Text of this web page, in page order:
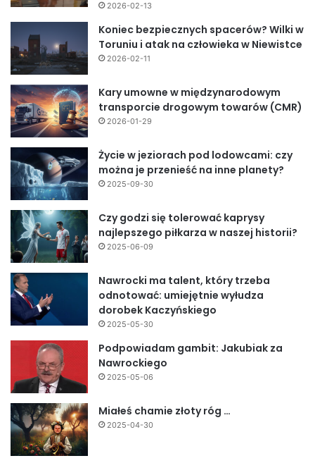
2026-02-13
Koniec bezpiecznych spacerów? Wilki w
Toruniu i atak na człowieka w Niewistce
2026-02-11
Kary umowne w międzynarodowym
transporcie drogowym towarów (CMR)
2026-01-29
Życie w jeziorach pod lodowcami: czy
można je przenieść na inne planety?
2025-09-30
Czy godzi się tolerować kaprysy
najlepszego piłkarza w naszej historii?
2025-06-09
Nawrocki ma talent, który trzeba
odnotować: umiejętnie wyłudza
dorobek Kaczyńskiego
2025-05-30
Podpowiadam gambit: Jakubiak za
Nawrockiego
2025-05-06
Miałeś chamie złoty róg …
2025-04-30